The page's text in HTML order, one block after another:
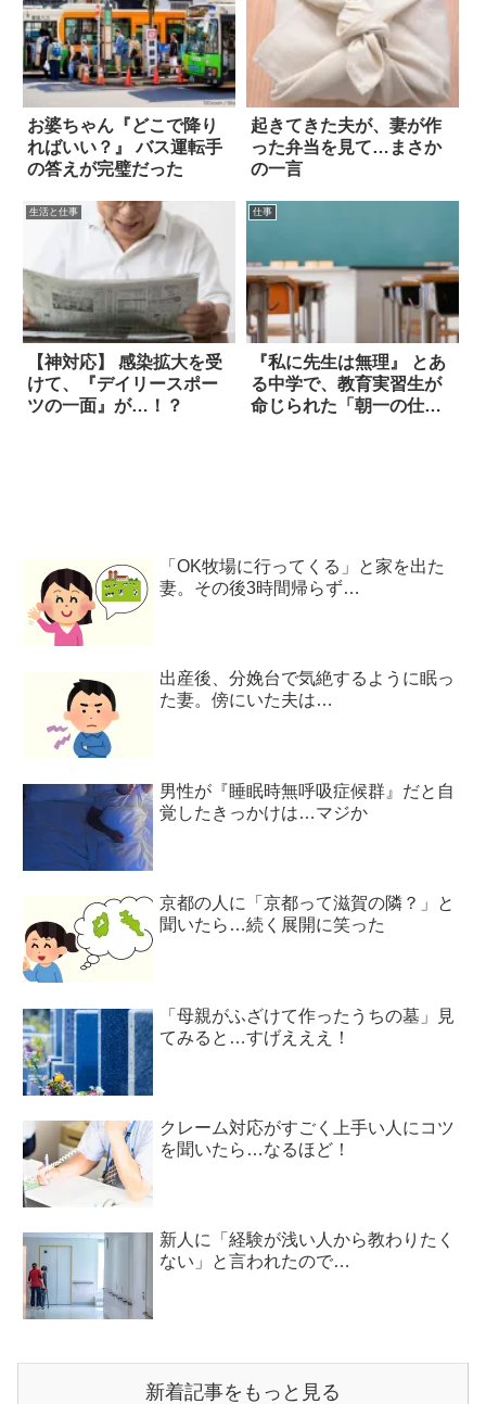
お婆ちゃん『どこで降り
ればいい？』 バス運転手
の答えが完璧だった
起きてきた夫が、妻が作
った弁当を見て…まさか
の一言
生活と仕事
【神対応】 感染拡大を受
けて、『デイリースポー
ツの一面』が…！？
仕事
『私に先生は無理』 とあ
る中学で、教育実習生が
命じられた「朝一の仕
「OK牧場に行ってくる」と家を出た
妻。その後3時間帰らず…
出産後、分娩台で気絶するように眠っ
た妻。傍にいた夫は…
男性が『睡眠時無呼吸症候群』だと自
覚したきっかけは…マジか
京都の人に「京都って滋賀の隣？」と
聞いたら…続く展開に笑った
「母親がふざけて作ったうちの墓」見
てみると…すげえええ！
クレーム対応がすごく上手い人にコツ
を聞いたら…なるほど！
新人に「経験が浅い人から教わりたく
ない」と言われたので…
新着記事をもっと見る